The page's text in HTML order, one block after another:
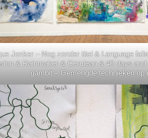
Jonker – Nog zonder titel & Language
& Rainmaker & Cerulean & 40 days and
gambit – Gemengde technieken op